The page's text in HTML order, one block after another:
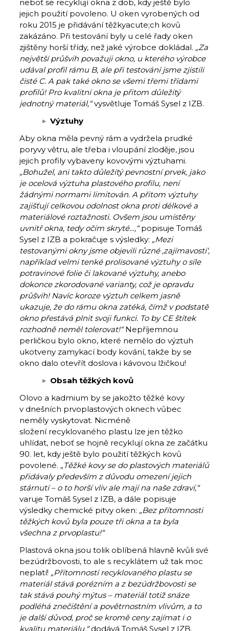
neboť se recyklují okna z dob, kdy ještě bylo
jejich použití povoleno. U oken vyrobených od
roku 2015 je přidávání těžkyacute;ch kovů
zakázáno. Při testování byly u celé řady oken
zjištěny horší třídy, než jaké výrobce dokládal. „Za
největší průšvih považuji okno, u kterého výrobce
udával profil rámu B, ale při testování jsme zjistili
čisté C. A pak také okno se všemi třemi třídami
profilů! Pro kvalitní okna je přitom důležitý
jednotný materiál,“vysvětluje Tomáš Sysel z IZB.
Výztuhy
Aby okna měla pevný rám a vydržela prudké
poryvy větru, ale třeba i vloupání zloděje, jsou
jejich profily vybaveny kovovými výztuhami.
„Bohužel, ani takto důležitý pevnostní prvek, jako
je ocelová výztuha plastového profilu, není
žádnými normami limitován. A přitom výztuhy
zajišťují celkovou odolnost okna proti délkové a
materiálové roztažnosti. Ovšem jsou umístěny
uvnitř okna, tedy očím skryté…,“popisuje Tomáš
Sysel z IZB a pokračuje s výsledky: „Mezi
testovanými okny jsme objevili různé ‚zajímavosti‘,
například velmi tenké prolisované výztuhy o síle
potravinové folie či lakované výztuhy, anebo
dokonce zkorodované varianty, což je opravdu
průšvih! Navíc koroze výztuh celkem jasně
ukazuje, že do rámu okna zatéká, čímž v podstatě
okno přestává plnit svoji funkci. To by CE štítek
rozhodně neměl tolerovat!“Nepříjemnou
perličkou bylo okno, které nemělo do výztuh
ukotveny zamykací body kování, takže by se
okno dalo otevřít doslova i kávovou lžičkou!
Obsah těžkých kovů
Olovo a kadmium by se jakožto těžké kovy
v dnešních prvoplastových oknech vůbec
neměly vyskytovat. Nicméně
složení recyklovaného plastu lze jen těžko
uhlídat, neboť se hojně recyklují okna ze začátku
90. let, kdy ještě bylo použití těžkých kovů
povolené. „Těžké kovy se do plastových materiálů
přidávaly především z důvodu omezení jejich
stárnutí – o to horší vliv ale mají na naše zdraví,“
varuje Tomáš Sysel z IZB, a dále popisuje
výsledky chemické pitvy oken: „Bez přítomnosti
těžkých kovů byla pouze tři okna a ta byla
všechna z prvoplastu!“
Plastová okna jsou tolik oblíbená hlavně kvůli své
bezúdržbovosti, to ale s recyklátem už tak moc
neplatí! „Přítomností recyklovaného plastu se
materiál stává porézním a z bezúdržbovosti se
tak stává pouhý mýtus – materiál totiž snáze
podléhá znečištění a povětrnostním vlivům, a to
je další důvod, proč se kromě ceny zajímat i o
kvalitu materiálu,“dodává Tomáš Sysel z IZB.